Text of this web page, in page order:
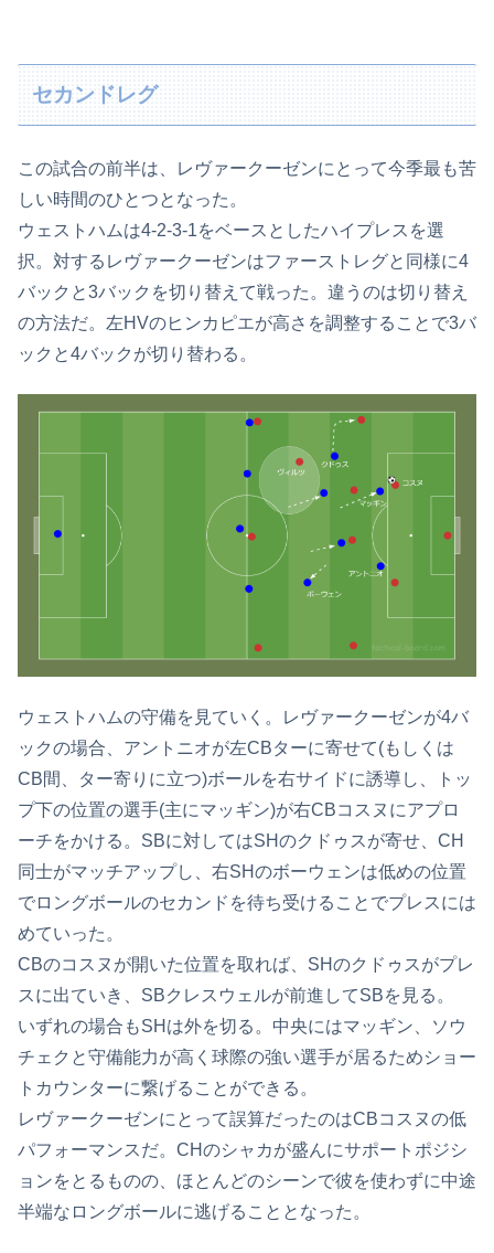
セカンドレグ
この試合の前半は、レヴァークーゼンにとって今季最も苦
しい時間のひとつとなった。
ウェストハムは4-2-3-1をベースとしたハイプレスを選
択。対するレヴァークーゼンはファーストレグと同様に4
バックと3バックを切り替えて戦った。違うのは切り替え
の方法だ。左HVのヒンカピエが高さを調整することで3バ
ックと4バックが切り替わる。
ウェストハムの守備を見ていく。レヴァークーゼンが4バ
ックの場合、アントニオが左CBターに寄せて(もしくは
CB間、ター寄りに立つ)ボールを右サイドに誘導し、トッ
プ下の位置の選手(主にマッギン)が右CBコスヌにアプロ
ーチをかける。SBに対してはSHのクドゥスが寄せ、CH
同士がマッチアップし、右SHのボーウェンは低めの位置
でロングボールのセカンドを待ち受けることでプレスには
めていった。
CBのコスヌが開いた位置を取れば、SHのクドゥスがプレ
スに出ていき、SBクレスウェルが前進してSBを見る。
いずれの場合もSHは外を切る。中央にはマッギン、ソウ
チェクと守備能力が高く球際の強い選手が居るためショー
トカウンターに繋げることができる。
レヴァークーゼンにとって誤算だったのはCBコスヌの低
パフォーマンスだ。CHのシャカが盛んにサポートポジシ
ョンをとるものの、ほとんどのシーンで彼を使わずに中途
半端なロングボールに逃げることとなった。